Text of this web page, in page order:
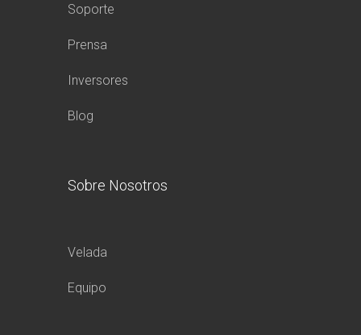
Soporte
Prensa
Inversores
Blog
Sobre Nosotros
Velada
Equipo